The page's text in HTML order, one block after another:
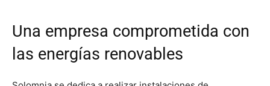
Una empresa comprometida con
las energías renovables